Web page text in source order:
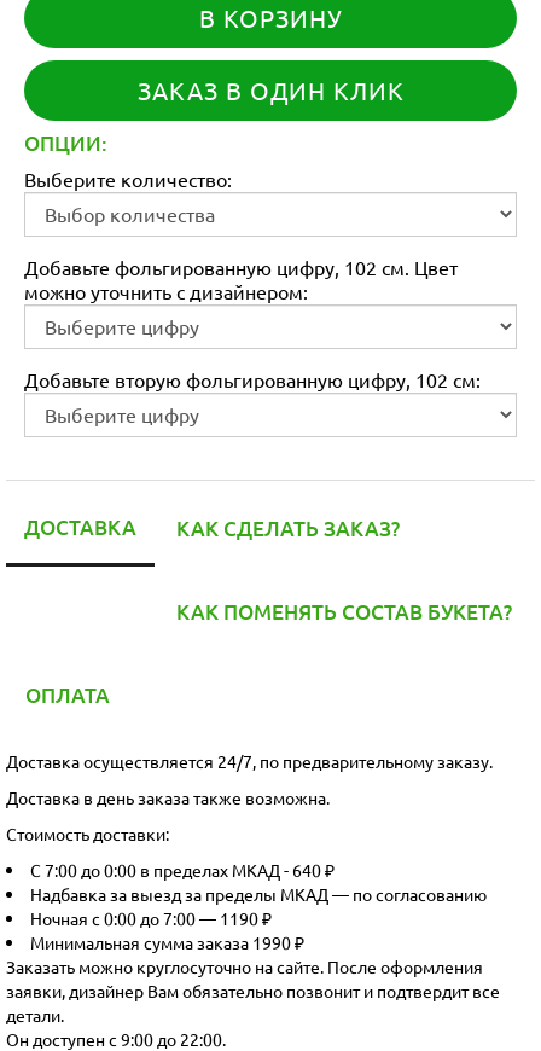
В КОРЗИНУ
ЗАКАЗ В ОДИН КЛИК
ОПЦИИ:
Выберите количество:
Добавьте фольгированную цифру, 102 см. Цвет
можно уточнить с дизайнером:
Добавьте вторую фольгированную цифру, 102 см:
ДОСТАВКА КАК СДЕЛАТЬ ЗАКАЗ?
КАК ПОМЕНЯТЬ СОСТАВ БУКЕТА?
ОПЛАТА
Доставка осуществляется 24/7, по предварительному заказу.
Доставка в день заказа также возможна.
Стоимость доставки:
С 7:00 до 0:00 в пределах МКАД - 640 ₽
Надбавка за выезд за пределы МКАД — по согласованию
Ночная с 0:00 до 7:00 — 1190 ₽
Минимальная сумма заказа 1990 ₽
Заказать можно круглосуточно на сайте. После оформления
заявки, дизайнер Вам обязательно позвонит и подтвердит все
детали.
Он доступен с 9:00 до 22:00.